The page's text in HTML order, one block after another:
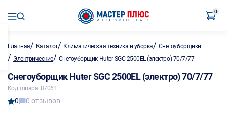
0
Главная/ Каталог/ Климатическая техника и уборка/ Снегоуборщики
/ Электрические/ Снегоуборщик Huter SGC 2500EL (электро) 70/7/77
Снегоуборщик Huter SGC 2500EL (электро) 70/7/77
Код товара: 87061
0 0 отзывов